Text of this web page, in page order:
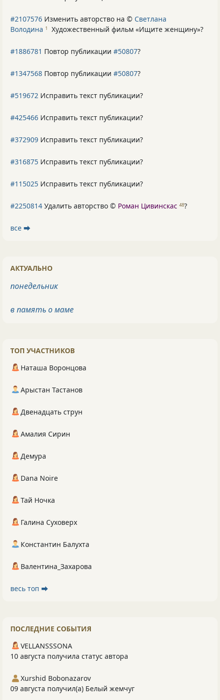
#2107576 Изменить авторство на © Светлана
Володина 1 Художественный фильм «Ищите женщину»?
#1886781 Повтор публикации #50807?
#1347568 Повтор публикации #50807?
#519672 Исправить текст публикации?
#425466 Исправить текст публикации?
#372909 Исправить текст публикации?
#316875 Исправить текст публикации?
#115025 Исправить текст публикации?
#2250814 Удалить авторство © Роман Цивинскас 48?
все ⮕
АКТУАЛЬНО
понедельник
в память о маме
ТОП УЧАСТНИКОВ
Наташа Воронцова
Арыстан Тастанов
Двенадцать струн
Амалия Сирин
Демура
Dana Noire
Тай Ночка
Галина Суховерх
Константин Балухта
Валентина_Захарова
весь топ ⮕
ПОСЛЕДНИЕ СОБЫТИЯ
VELLANSSSONA
10 августа получила статус автора
Xurshid Bobonazarov
09 августа получил(а) Белый жемчуг